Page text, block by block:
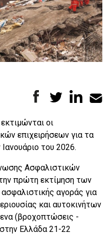
οι
επιχειρήσεων για τα
του 2026.
Ασφαλιστικών
πρώτη εκτίμηση των
αγοράς για
και αυτοκινήτων
(βροχοπτώσεις -
Ελλάδα 21-22